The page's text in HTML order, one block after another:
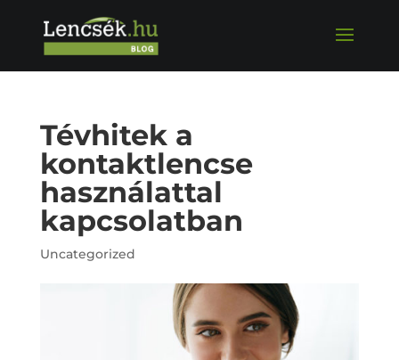
Tévhitek a
kontaktlencse
használattal
kapcsolatban
Uncategorized